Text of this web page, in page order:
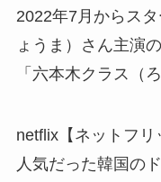
2022年7月からス
ょうま）さん主演
「六本木クラス（
netflix【ネットフ
人気だった韓国の